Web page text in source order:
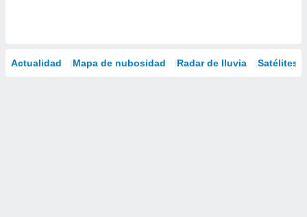
Actualidad Mapa de nubosidad Radar de lluvia Satélites